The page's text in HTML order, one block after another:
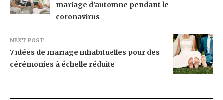
mariage d’automne pendant le
coronavirus
NEXT POST
7 idées de mariage inhabituelles pour des
cérémonies à échelle réduite